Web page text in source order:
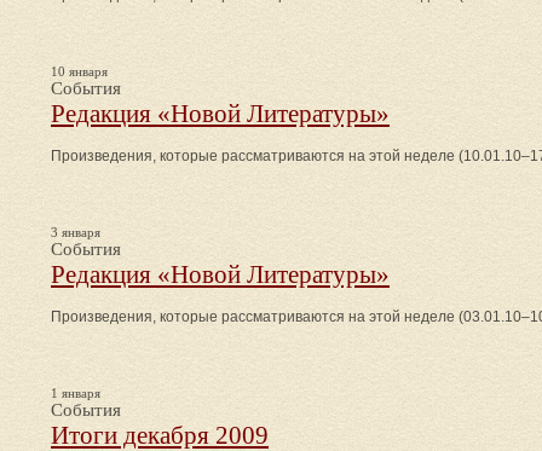
10 января
События
Редакция «Новой Литературы»
Произведения, которые рассматриваются на этой неделе
3 января
События
Редакция «Новой Литературы»
Произведения, которые рассматриваются на этой неделе
1 января
События
Итоги декабря 2009